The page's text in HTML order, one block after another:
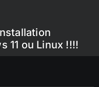
11 ou Linux !!!!